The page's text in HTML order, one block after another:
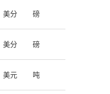
美分 磅
美分 磅
美元 吨